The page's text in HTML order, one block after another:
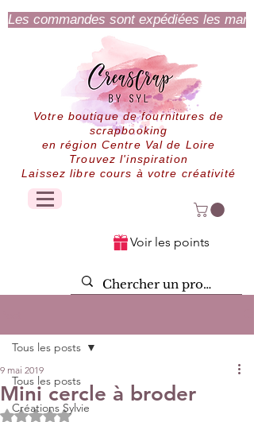
Les commandes sont expédiées les
Votre boutique de fournitures de
scrapbooking
en région Centre Val de Loire
Trouvez l'inspiration
Laissez libre cours à votre créativité
Voir les points
Tous les posts
Créations Sylvie
Tous les posts
Mini cercle à broder
9 mai 2019
Noté NaN étoiles sur 5.